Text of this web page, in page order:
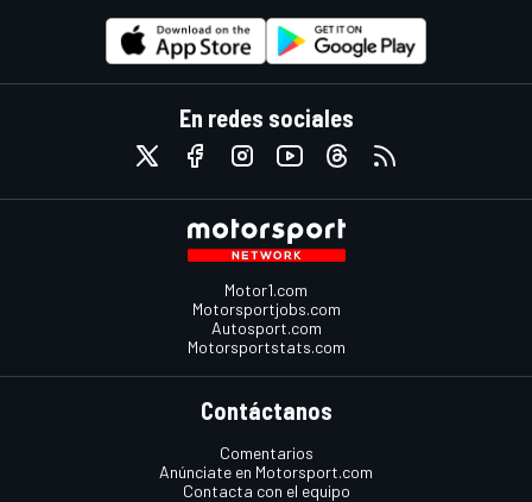
En redes sociales
Motor1.com
Motorsportjobs.com
Autosport.com
Motorsportstats.com
Contáctanos
Comentarios
Anúnciate en Motorsport.com
Contacta con el equipo